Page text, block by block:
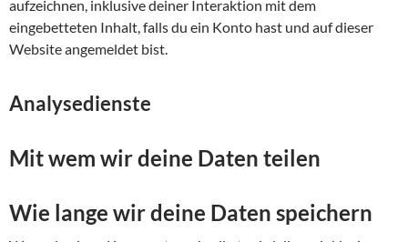
aufzeichnen, inklusive deiner Interaktion mit dem
eingebetteten Inhalt, falls du ein Konto hast und auf dieser
Website angemeldet bist.
Analysedienste
Mit wem wir deine Daten teilen
Wie lange wir deine Daten speichern